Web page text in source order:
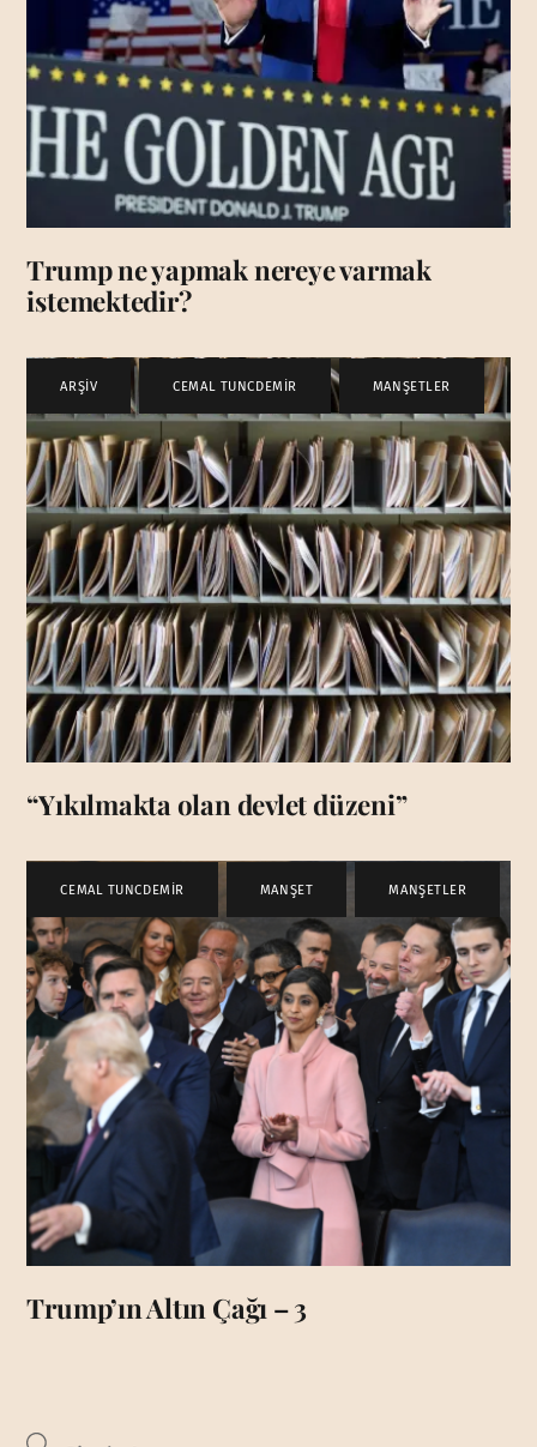
Trump ne yapmak nereye varmak
istemektedir?
ARŞİV CEMAL TUNCDEMİR , MANŞETLER
“Yıkılmakta olan devlet düzeni”
CEMAL TUNCDEMİR MANŞET MANŞETLER
Trump’ın Altın Çağı – 3